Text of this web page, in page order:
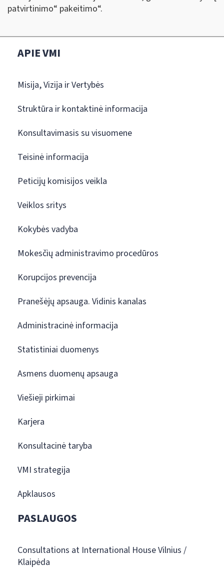
patvirtinimo“ pakeitimo“.
APIE VMI
Misija, Vizija ir Vertybės
Struktūra ir kontaktinė informacija
Konsultavimasis su visuomene
Teisinė informacija
Peticijų komisijos veikla
Veiklos sritys
Kokybės vadyba
Mokesčių administravimo procedūros
Korupcijos prevencija
Pranešėjų apsauga. Vidinis kanalas
Administracinė informacija
Statistiniai duomenys
Asmens duomenų apsauga
Viešieji pirkimai
Karjera
Konsultacinė taryba
VMI strategija
Apklausos
PASLAUGOS
Consultations at International House Vilnius /
Klaipėda